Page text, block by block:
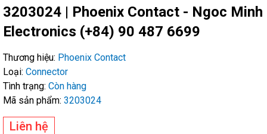
3203024 | Phoenix Contact - Ngoc Minh
Electronics (+84) 90 487 6699
Thương hiệu: Phoenix Contact
Loại: Connector
Tình trạng: Còn hàng
Mã sản phẩm: 3203024
Liên hệ